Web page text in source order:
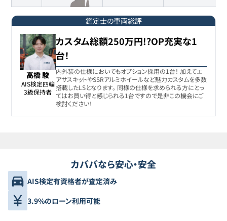
鑑定士の車両総評
高橋 駿
AIS検定四輪
3級保持者
カスタム総額250万円!?OP充実な1
台！
内外装の仕様においてもオプション採用の1台！ 加えてエ
アサスキットやSSRアルミホイールなど魅力カスタムを多数
搭載したLSとなります。 同様の仕様を求められる方にとっ
てはお買い得と感じられる1台ですので是非この機会にご
検討ください！
カババなら安心・安全
AIS検定有資格者が査定済み
3.9%のローン利用可能